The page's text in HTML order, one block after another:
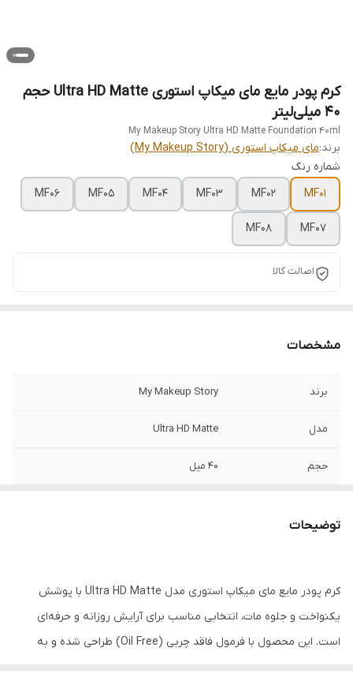
کرم پودر مایع مای میکاپ استوری Ultra HD Matte حجم
40 میلی‌لیتر
My Makeup Story Ultra HD Matte Foundation 40ml
برند:مای میکاپ استوری (My Makeup Story)
شماره رنگ
MF01
MF02
MF03
MF04
MF05
MF06
MF07
MF08
اصالت کالا
مشخصات
برند My Makeup Story
مدل Ultra HD Matte
حجم ۴۰ میل
نوع پوست مختلط و چرب
توضیحات
کرم پودر مایع مای میکاپ استوری مدل Ultra HD Matte با پوشش
یکنواخت و جلوه مات، انتخابی مناسب برای آرایش روزانه و حرفه‌ای
است. این محصول با فرمول فاقد چربی (Oil Free) طراحی شده و به